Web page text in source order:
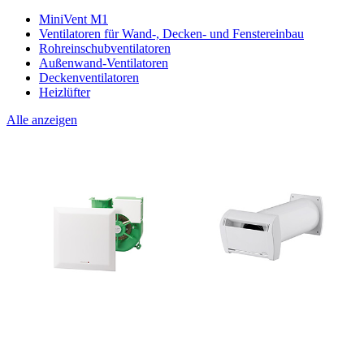
MiniVent M1
Ventilatoren für Wand-, Decken- und Fenstereinbau
Rohreinschubventilatoren
Außenwand-Ventilatoren
Deckenventilatoren
Heizlüfter
Alle anzeigen